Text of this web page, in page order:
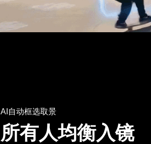
AI自动框选取景
所有人均衡入镜